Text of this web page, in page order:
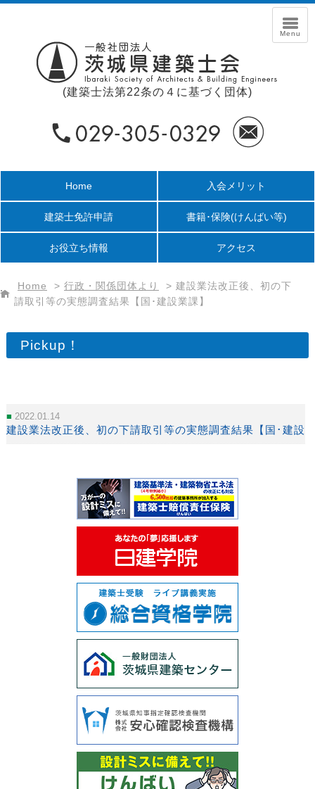
(建築士法第22条の４に基づく団体)
Home 入会メリット
建築士免許申請 書籍･保険(けんばい等)
お役立ち情報 アクセス
Home > 行政・関係団体より > 建設業法改正後、初の下
請取引等の実態調査結果【国･建設業課】
Pickup！
2022.01.14
建設業法改正後、初の下請取引等の実態調査結果【国･建設